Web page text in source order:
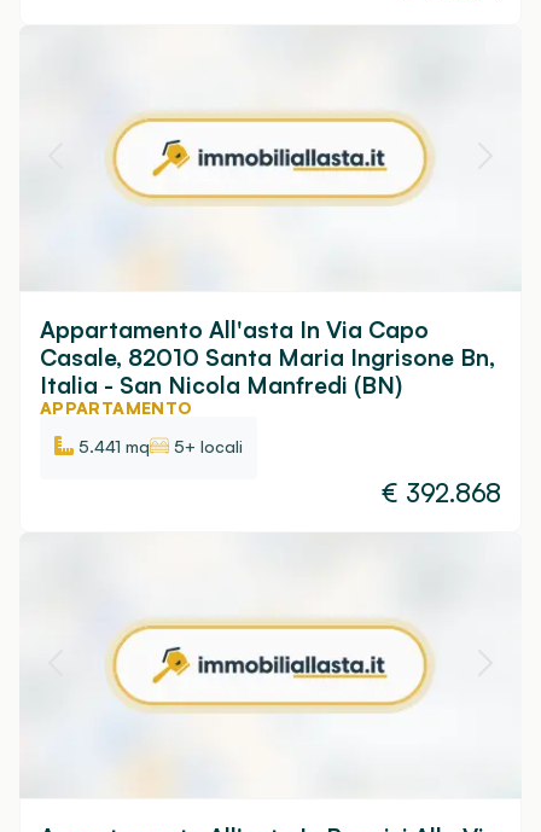
Appartamento All'asta In Via Capo
Casale, 82010 Santa Maria Ingrisone Bn,
Italia - San Nicola Manfredi (BN)
APPARTAMENTO
5.441 mq
5+ locali
€ 392.868